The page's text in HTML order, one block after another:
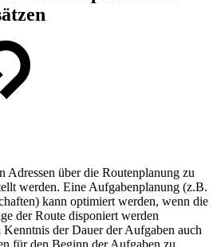
Adressen über die Routenplanung zu
werden. Eine Aufgabenplanung (z.B.
kann optimiert werden, wenn die
der Route disponiert werden
der Dauer der Aufgaben auch